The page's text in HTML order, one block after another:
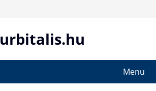
urbitalis.hu
Menu